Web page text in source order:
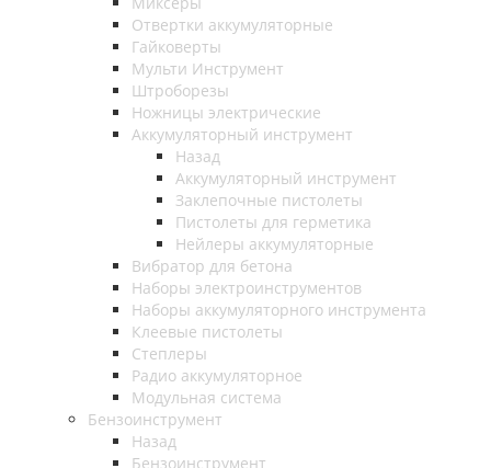
Отвертки аккумуляторные
Гайковерты
Мульти Инструмент
Штроборезы
Ножницы электрические
Аккумуляторный инструмент
Назад
Аккумуляторный инструмент
Заклепочные пистолеты
Пистолеты для герметика
Нейлеры аккумуляторные
Вибратор для бетона
Наборы электроинструментов
Наборы аккумуляторного инструмента
Клеевые пистолеты
Степлеры
Радио аккумуляторное
Модульная система
Бензоинструмент
Назад
Бензоинструмент